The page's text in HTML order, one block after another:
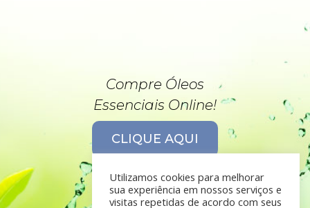
Compre Óleos
Essenciais Online!
CLIQUE AQUI
Utilizamos cookies para melhorar
sua experiência em nossos serviços e
visitas repetidas de acordo com seus